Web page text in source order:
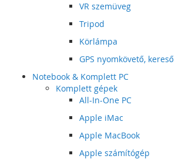
VR szemüveg
Tripod
Körlámpa
GPS nyomkövető, kereső
Notebook & Komplett PC
Komplett gépek
All-In-One PC
Apple iMac
Apple MacBook
Apple számítógép